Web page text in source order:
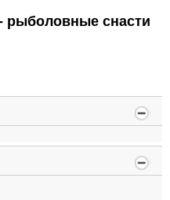
рыболовные снасти